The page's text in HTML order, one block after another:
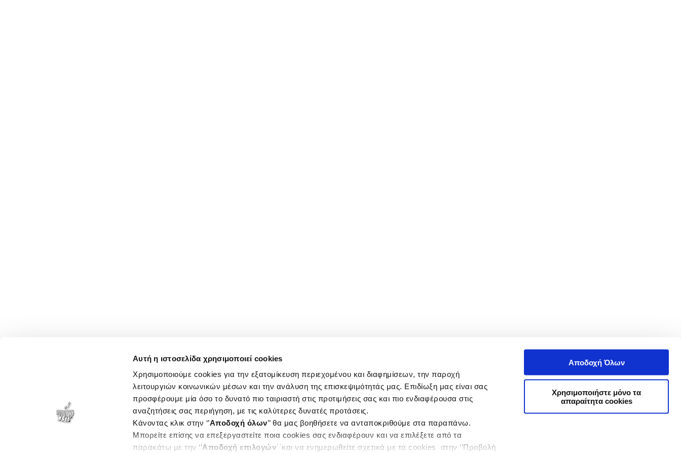
Αυτή η ιστοσελίδα χρησιμοποιεί cookies
Χρησιμοποιούμε cookies για την εξατομίκευση περιεχομένου και διαφημίσεων, την παροχή
λειτουργιών κοινωνικών μέσων και την ανάλυση της επισκεψιμότητάς μας. Επιδίωξη μας είναι σας
προσφέρουμε μία όσο το δυνατό πιο ταιριαστή στις προτιμήσεις σας και πιο ενδιαφέρουσα στις
αναζητήσεις σας περιήγηση, με τις καλύτερες δυνατές προτάσεις.
Κάνοντας κλικ στην ‘’Αποδοχή όλων’’ θα μας βοηθήσετε να ανταποκριθούμε στα παραπάνω.
Μπορείτε επίσης να επεξεργαστείτε ποια cookies σας ενδιαφέρουν και να επιλέξετε από τα
παρακάτω με την ‘’Αποδοχή επιλογών΄΄και να ενημερωθείτε σχετικά με τα cookies στην ‘’Προβολή
Αποδοχή Όλων
Χρησιμοποιήστε μόνο τα
απαραίτητα cookies